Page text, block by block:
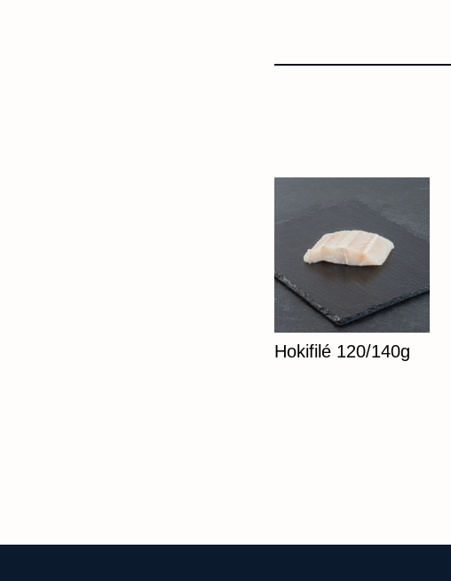
Hokifilé 120/140g